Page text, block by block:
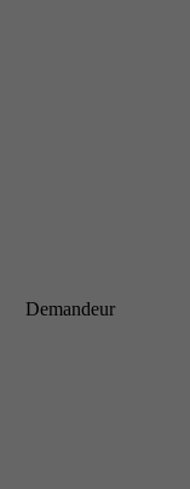
Demandeur